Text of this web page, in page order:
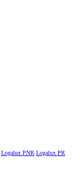
Logalux PNR Logalux PR